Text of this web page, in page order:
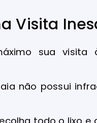
Visita
sua visita
não possui